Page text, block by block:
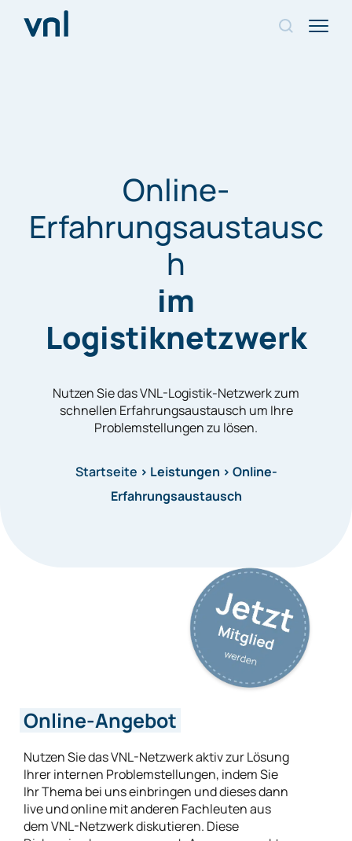
Online-
Erfahrungsaustausc
h
im
Logistiknetzwerk
Nutzen Sie das VNL-Logistik-Netzwerk zum
schnellen Erfahrungsaustausch um Ihre
Problemstellungen zu lösen.
Startseite > Leistungen > Online-
Erfahrungsaustausch
Online-Angebot
Nutzen Sie das VNL-Netzwerk aktiv zur Lösung
Ihrer internen Problemstellungen, indem Sie
Ihr Thema bei uns einbringen und dieses dann
live und online mit anderen Fachleuten aus
dem VNL-Netzwerk diskutieren. Diese